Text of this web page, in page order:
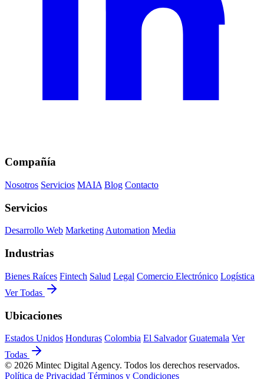
Compañía
Nosotros Servicios MAIA Blog Contacto
Servicios
Desarrollo Web MarketingAutomation Media
Industrias
Bienes Raíces Fintech Salud Legal Comercio Electrónico Logística
Ver Todas
Ubicaciones
Estados Unidos Honduras Colombia El Salvador Guatemala Ver
Todas
© 2026 Mintec Digital Agency. Todos los derechos reservados.
Política de Privacidad Términos y Condiciones